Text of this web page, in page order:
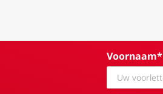
Voornaam*